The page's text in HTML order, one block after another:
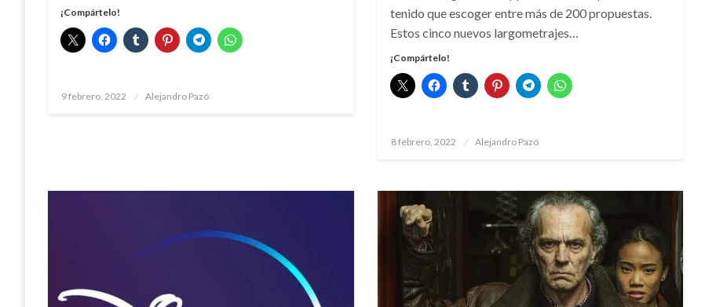
¡Compártelo!
Publicado
9 febrero, 2022 Alejandro Pazó
tenido que escoger entre más de 200 propuestas.
Estos cinco nuevos largometrajes…
¡Compártelo!
Publicado
8 febrero, 2022 Alejandro Pazó